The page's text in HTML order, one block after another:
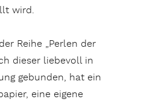
wird.
Reihe „Perlen der
dieser liebevoll in
gebunden, hat ein
eine eigene